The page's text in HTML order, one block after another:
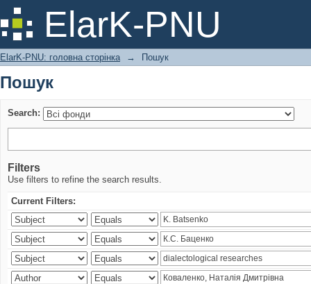
ElarK-PNU
Пошук
ElarK-PNU: головна сторінка → Пошук
Пошук
Search:
Filters
Use filters to refine the search results.
Current Filters: